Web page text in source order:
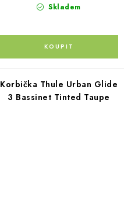
Skladem
Korbička Thule Urban Glide
3 Bassinet Tinted Taupe